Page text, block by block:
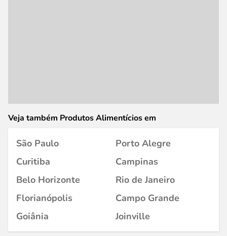
Veja também Produtos Alimentícios em
São Paulo
Porto Alegre
Curitiba
Campinas
Belo Horizonte
Rio de Janeiro
Florianópolis
Campo Grande
Goiânia
Joinville